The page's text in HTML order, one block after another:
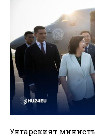
Унгарският